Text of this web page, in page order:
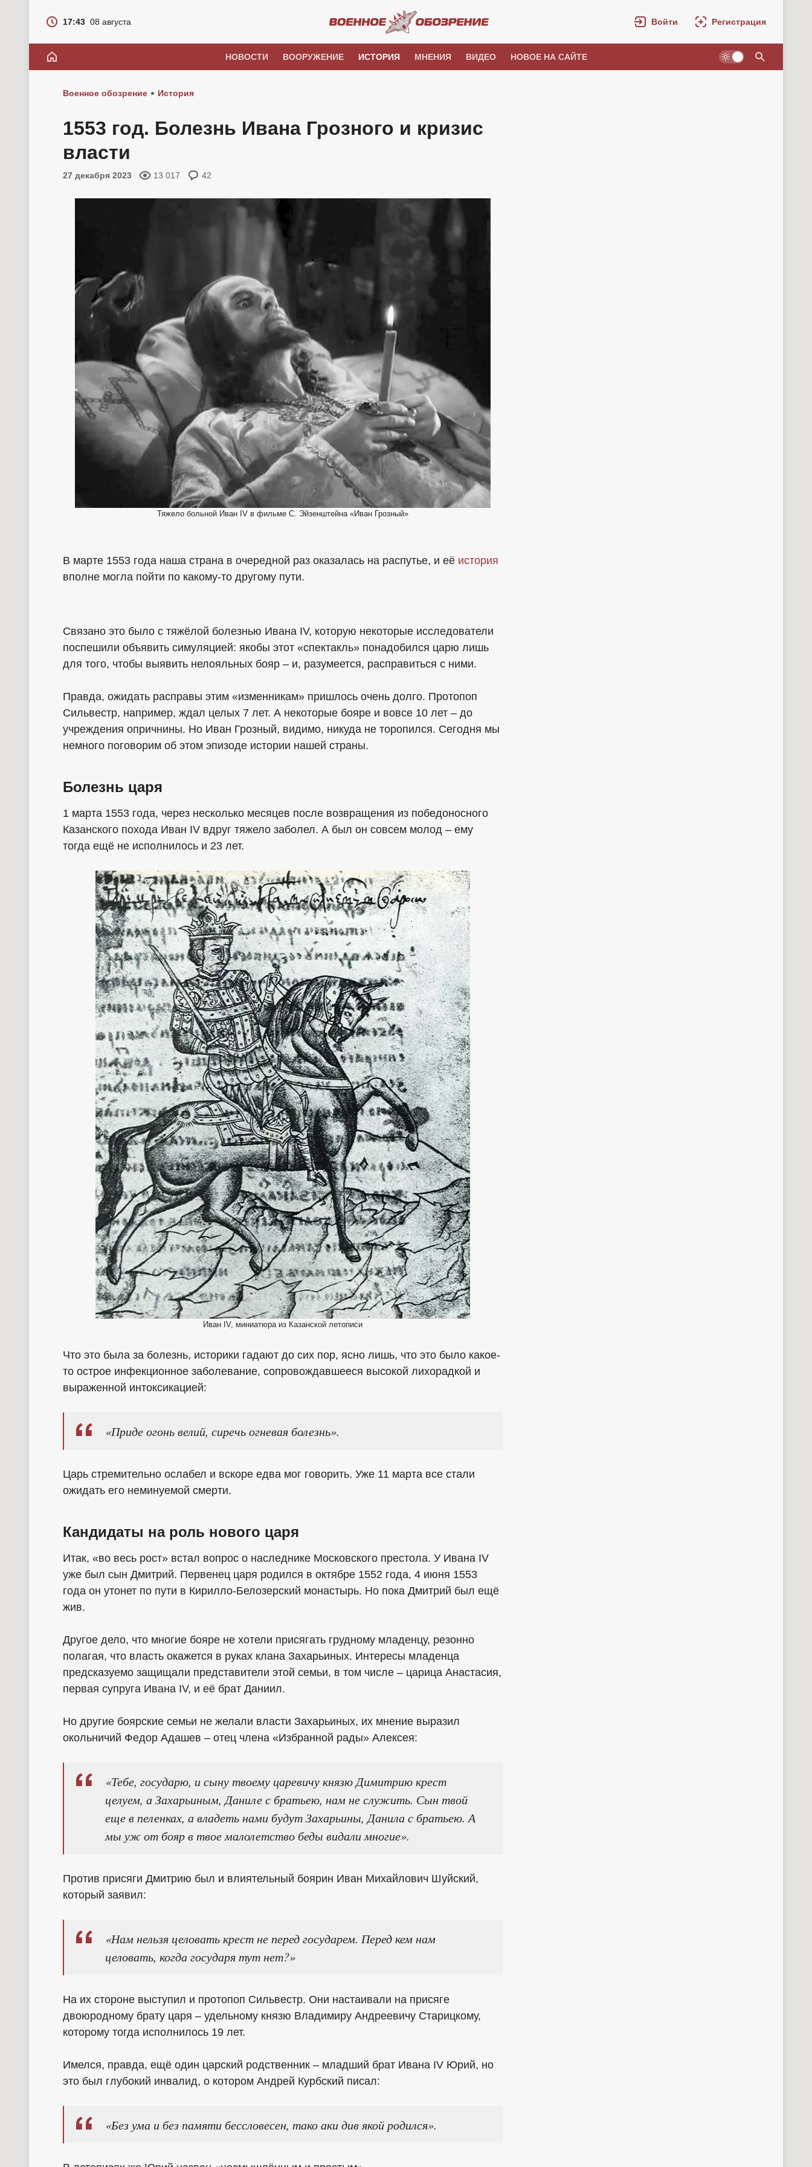
17:43 08 августа Войти Регистрация
НОВОСТИ ВООРУЖЕНИЕ ИСТОРИЯ МНЕНИЯ ВИДЕО НОВОЕ НА САЙТЕ
Военное обозрение История
1553 год. Болезнь Ивана Грозного и кризис
власти
27 декабря 2023 13 017 42
Тяжело больной Иван IV в фильме С. Эйзенштейна «Иван Грозный»
В марте 1553 года наша страна в очередной раз оказалась на распутье, и её история
вполне могла пойти по какому-то другому пути.
Связано это было с тяжёлой болезнью Ивана IV, которую некоторые исследователи
поспешили объявить симуляцией: якобы этот «спектакль» понадобился царю лишь
для того, чтобы выявить нелояльных бояр – и, разумеется, расправиться с ними.
Правда, ожидать расправы этим «изменникам» пришлось очень долго. Протопоп
Сильвестр, например, ждал целых 7 лет. А некоторые бояре и вовсе 10 лет – до
учреждения опричнины. Но Иван Грозный, видимо, никуда не торопился. Сегодня мы
немного поговорим об этом эпизоде истории нашей страны.
Болезнь царя
1 марта 1553 года, через несколько месяцев после возвращения из победоносного
Казанского похода Иван IV вдруг тяжело заболел. А был он совсем молод – ему
тогда ещё не исполнилось и 23 лет.
Иван IV, миниатюра из Казанской летописи
Что это была за болезнь, историки гадают до сих пор, ясно лишь, что это было какое-
то острое инфекционное заболевание, сопровождавшееся высокой лихорадкой и
выраженной интоксикацией:
«Приде огонь велий, сиречь огневая болезнь».
Царь стремительно ослабел и вскоре едва мог говорить. Уже 11 марта все стали
ожидать его неминуемой смерти.
Кандидаты на роль нового царя
Итак, «во весь рост» встал вопрос о наследнике Московского престола. У Ивана IV
уже был сын Дмитрий. Первенец царя родился в октябре 1552 года, 4 июня 1553
года он утонет по пути в Кирилло-Белозерский монастырь. Но пока Дмитрий был ещё
жив.
Другое дело, что многие бояре не хотели присягать грудному младенцу, резонно
полагая, что власть окажется в руках клана Захарьиных. Интересы младенца
предсказуемо защищали представители этой семьи, в том числе – царица Анастасия,
первая супруга Ивана IV, и её брат Даниил.
Но другие боярские семьи не желали власти Захарьиных, их мнение выразил
окольничий Федор Адашев – отец члена «Избранной рады» Алексея:
«Тебе, государю, и сыну твоему царевичу князю Димитрию крест
целуем, а Захарьиным, Даниле с братьею, нам не служить. Сын твой
еще в пеленках, а владеть нами будут Захарьины, Данила с братьею. А
мы уж от бояр в твое малолетство беды видали многие».
Против присяги Дмитрию был и влиятельный боярин Иван Михайлович Шуйский,
который заявил:
«Нам нельзя целовать крест не перед государем. Перед кем нам
целовать, когда государя тут нет?»
На их стороне выступил и протопоп Сильвестр. Они настаивали на присяге
двоюродному брату царя – удельному князю Владимиру Андреевичу Старицкому,
которому тогда исполнилось 19 лет.
Имелся, правда, ещё один царский родственник – младший брат Ивана IV Юрий, но
это был глубокий инвалид, о котором Андрей Курбский писал:
«Без ума и без памяти бессловесен, тако аки див якой родился».